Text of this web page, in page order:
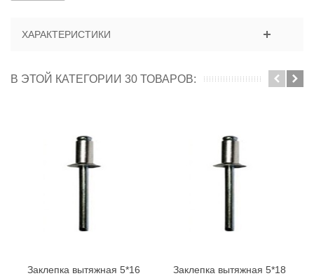
ХАРАКТЕРИСТИКИ
В ЭТОЙ КАТЕГОРИИ 30 ТОВАРОВ:
Заклепка вытяжная 5*16
Заклепка вытяжная 5*18